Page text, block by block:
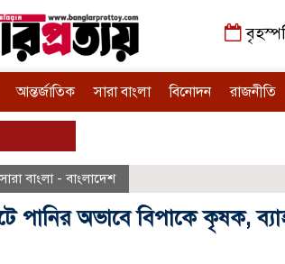
আন্তর্জাতিক সারা বাংলা বিনোদন রাজনীতি
সারা বাংলা - বাংলাদেশ
পানির অভাবে বিপাকে কৃষক,